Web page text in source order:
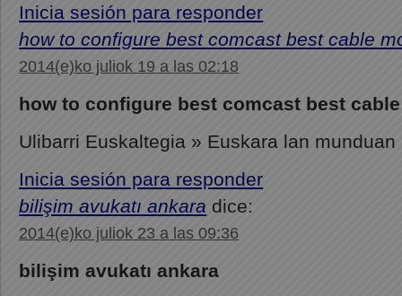
Inicia sesión para responder
how to configure best comcast best cable
2014(e)ko juliok 19 a las 02:18
how to configure best comcast best
Ulibarri Euskaltegia » Euskara lan munduan
Inicia sesión para responder
bilişim avukatı ankara dice:
2014(e)ko juliok 23 a las 09:36
bilişim avukatı ankara